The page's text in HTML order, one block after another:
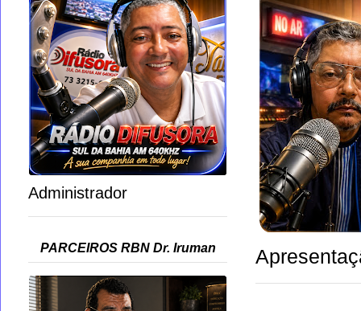
Administrador
PARCEIROS RBN Dr. Iruman